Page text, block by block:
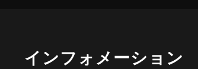
インフォメーション